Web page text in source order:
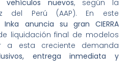
nuevos, según la
del Perú (AAP). En este
Inka anuncia su gran CIERRA
liquidación final de modelos
a esta creciente demanda
entrega inmediata y